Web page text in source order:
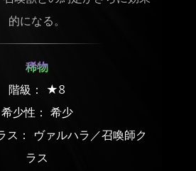
的になる。
稀物
階級： ★8
希少性： 希少
ス： ヴァルハラ／召喚師ク
ラス